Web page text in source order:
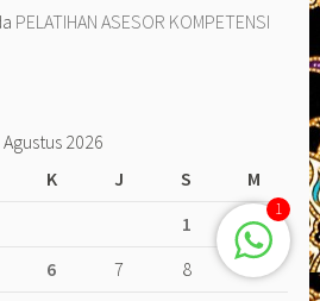
PELATIHAN ASESOR KOMPETENSI
Agustus 2026
K J S
M
1
2
6 7 8
1